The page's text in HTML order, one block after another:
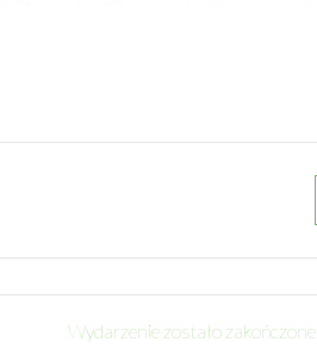
Wydarzenie zostało zakończone.